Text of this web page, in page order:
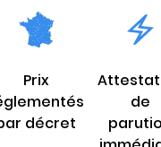
- SCCV
Prix
décret
de